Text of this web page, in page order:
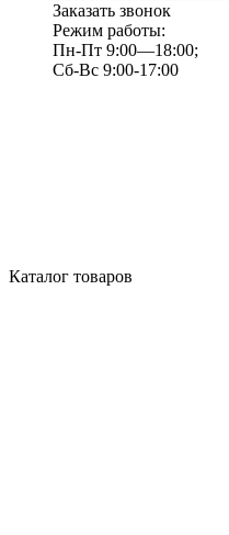
Заказать звонок
Режим работы:
Пн-Пт 9:00—18:00;
Сб-Вс 9:00-17:00
Каталог товаров